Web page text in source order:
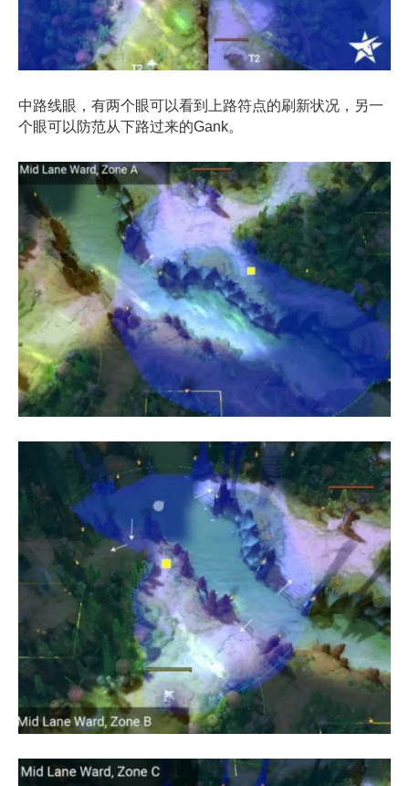
中路线眼，有两个眼可以看到上路符点的刷新状况，另一
个眼可以防范从下路过来的Gank。